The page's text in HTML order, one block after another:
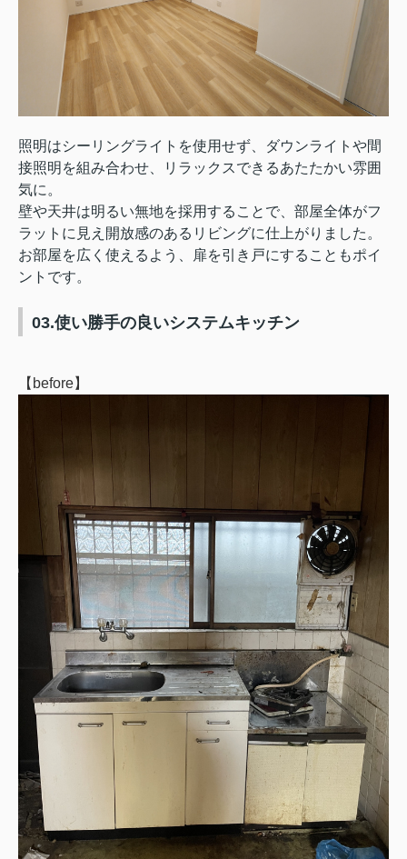
照明はシーリングライトを使用せず、ダウンライトや間
接照明を組み合わせ、リラックスできるあたたかい雰囲
気に。
壁や天井は明るい無地を採用することで、部屋全体がフ
ラットに見え開放感のあるリビングに仕上がりました。
お部屋を広く使えるよう、扉を引き戸にすることもポイ
ントです。
03.使い勝手の良いシステムキッチン
【before】